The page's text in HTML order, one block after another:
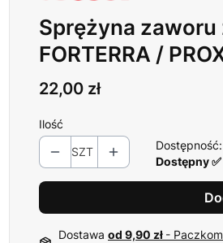
Sprężyna zaworu
FORTERRA /
Cena
22,00 zł
Ilość
SZT
Dostępność:
Dostępny
Dostawa od 9,90 zł -